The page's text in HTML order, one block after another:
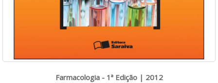
Farmacologia - 1ª Edição | 2012